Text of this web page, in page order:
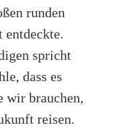
runden
entdeckte.
spricht
dass es
wir brauchen,
reisen.